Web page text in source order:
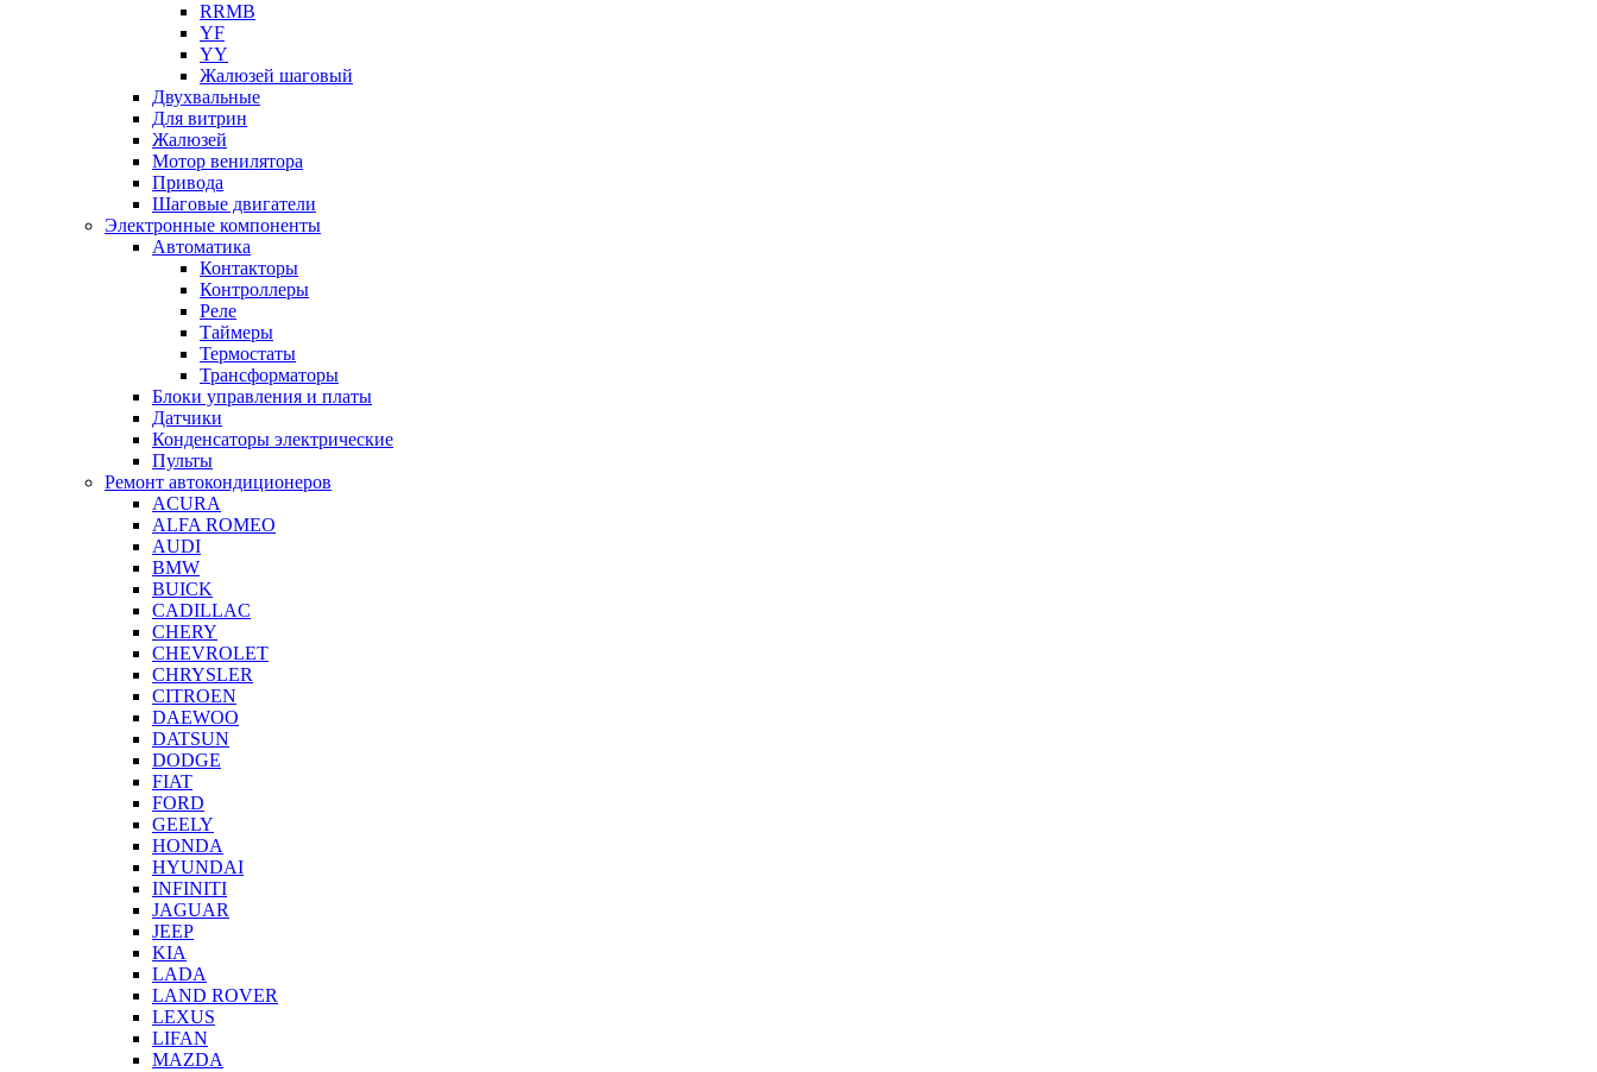
RRMB
YF
YY
Жалюзей шаговый
Двухвальные
Для витрин
Жалюзей
Мотор венилятора
Привода
Шаговые двигатели
Электронные компоненты
Автоматика
Контакторы
Контроллеры
Реле
Таймеры
Термостаты
Трансформаторы
Блоки управления и платы
Датчики
Конденсаторы электрические
Пульты
Ремонт автокондиционеров
ACURA
ALFA ROMEO
AUDI
BMW
BUICK
CADILLAC
CHERY
CHEVROLET
CHRYSLER
CITROEN
DAEWOO
DATSUN
DODGE
FIAT
FORD
GEELY
HONDA
HYUNDAI
INFINITI
JAGUAR
JEEP
KIA
LADA
LAND ROVER
LEXUS
LIFAN
MAZDA